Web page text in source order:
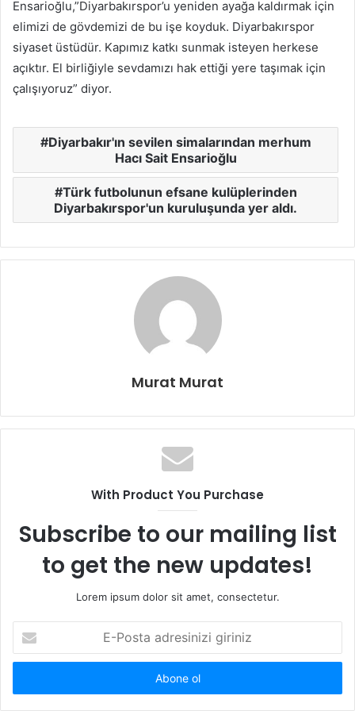
Ensarioğlu,”Diyarbakırspor’u yeniden ayağa kaldırmak için
elimizi de gövdemizi de bu işe koyduk. Diyarbakırspor
siyaset üstüdür. Kapımız katkı sunmak isteyen herkese
açıktır. El birliğiyle sevdamızı hak ettiği yere taşımak için
çalışıyoruz” diyor.
Diyarbakır'ın sevilen simalarından merhum
Hacı Sait Ensarioğlu
Türk futbolunun efsane kulüplerinden
Diyarbakırspor'un kuruluşunda yer aldı.
Murat Murat
With Product You Purchase
Subscribe to our mailing list
to get the new updates!
Lorem ipsum dolor sit amet, consectetur.
P
s